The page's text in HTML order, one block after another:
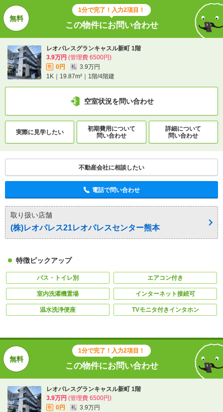
1分で完了！入力2項目！
この物件にお問い合わせ
レオパレスグランキャスル新町 1階
3.9万円 (管理費 6500円)
敷 0円 礼
3.9万円
1K｜19.87m²｜1階/4階建
空室状況を問い合わせ
実際に見学したい
初期費用について
問い合わせ
詳細について
問い合わせ
不動産会社に相談したい
電話で問い合わせ
取り扱い店舗
(株)レオパレス21レオパレスセンター熊本
特徴ピックアップ
バス・トイレ別 エアコン付き
室内洗濯機置場 インターネット接続可
温水洗浄便座 TVモニタ付きインタホン
1分で完了！入力2項目！
この物件にお問い合わせ
レオパレスグランキャスル新町 1階
3.9万円 (管理費 6500円)
敷 0円 礼 3.9万円